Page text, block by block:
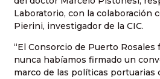
Laboratorio, con la colaboración
Pierini, investigador de la CIC.
“El Consorcio de Puerto Rosales
nunca habíamos firmado un
marco de las políticas portuarias